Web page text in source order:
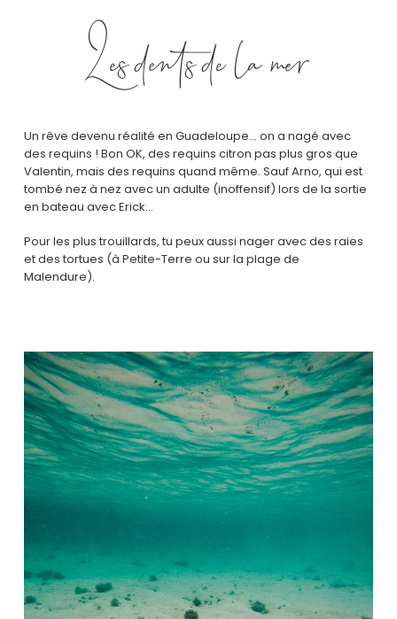
Les dents de la mer
Un rêve devenu réalité en Guadeloupe… on a nagé avec
des requins ! Bon OK, des requins citron pas plus gros que
Valentin, mais des requins quand même. Sauf Arno, qui est
tombé nez à nez avec un adulte (inoffensif) lors de la sortie
en bateau avec Erick…
Pour les plus trouillards, tu peux aussi nager avec des raies
et des tortues (à Petite-Terre ou sur la plage de
Malendure).